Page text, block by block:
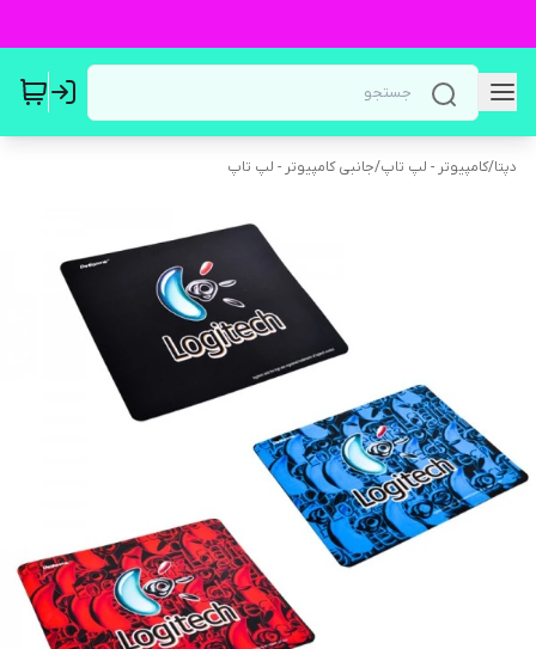
دپتا/کامپیوتر - لپ تاپ/جانبی کامپیوتر - لپ تاپ